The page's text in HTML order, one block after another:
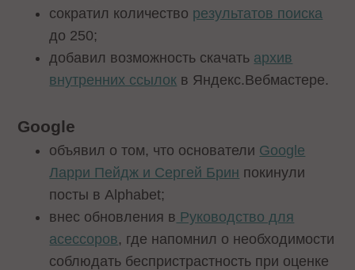
сократил количество результатов поиска
до 250;
добавил возможность скачать архив
внутренних ссылок в Яндекс.Вебмастере.
Google
объявил о том, что основатели Google
Ларри Пейдж и Сергей Брин покинули
посты в Alphabet;
внес обновления в Руководство для
асессоров, где напомнил о необходимости
соблюдать беспристрастность при оценке